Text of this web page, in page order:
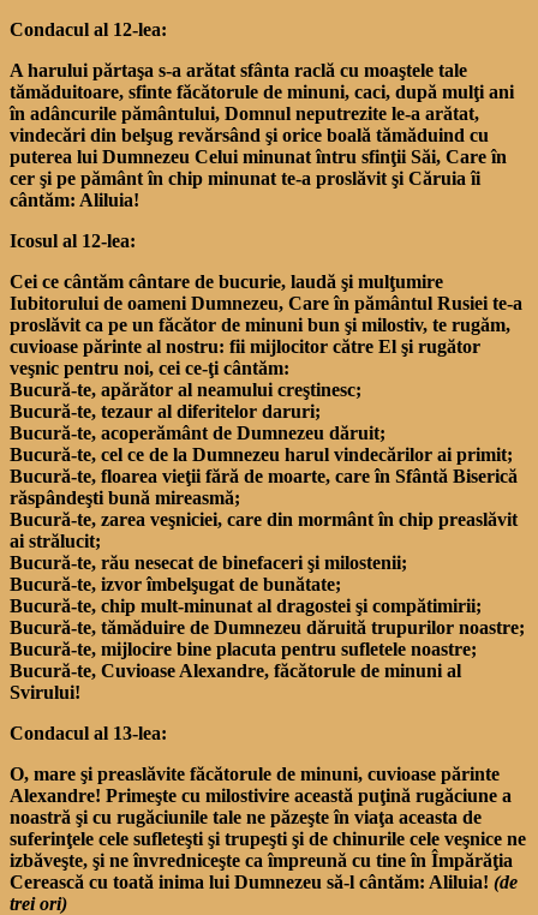
Condacul al 12-lea:
A harului părtaşa s-a arătat sfânta raclă cu moaştele tale
tămăduitoare, sfinte făcătorule de minuni, caci, după mulţi ani
în adâncurile pământului, Domnul neputrezite le-a arătat,
vindecări din belşug revărsând şi orice boală tămăduind cu
puterea lui Dumnezeu Celui minunat întru sfinţii Săi, Care în
cer şi pe pământ în chip minunat te-a proslăvit şi Căruia îi
cântăm: Aliluia!
Icosul al 12-lea:
Cei ce cântăm cântare de bucurie, laudă şi mulţumire
Iubitorului de oameni Dumnezeu, Care în pământul Rusiei te-a
proslăvit ca pe un făcător de minuni bun şi milostiv, te rugăm,
cuvioase părinte al nostru: fii mijlocitor către El şi rugător
veşnic pentru noi, cei ce-ţi cântăm:
Bucură-te, apărător al neamului creştinesc;
Bucură-te, tezaur al diferitelor daruri;
Bucură-te, acoperământ de Dumnezeu dăruit;
Bucură-te, cel ce de la Dumnezeu harul vindecărilor ai primit;
Bucură-te, floarea vieţii fără de moarte, care în Sfântă Biserică
răspândeşti bună mireasmă;
Bucură-te, zarea veşniciei, care din mormânt în chip preaslăvit
ai strălucit;
Bucură-te, rău nesecat de binefaceri şi milostenii;
Bucură-te, izvor îmbelşugat de bunătate;
Bucură-te, chip mult-minunat al dragostei şi compătimirii;
Bucură-te, tămăduire de Dumnezeu dăruită trupurilor noastre;
Bucură-te, mijlocire bine placuta pentru sufletele noastre;
Bucură-te, Cuvioase Alexandre, făcătorule de minuni al
Svirului!
Condacul al 13-lea:
O, mare şi preaslăvite făcătorule de minuni, cuvioase părinte
Alexandre! Primeşte cu milostivire această puţină rugăciune a
noastră şi cu rugăciunile tale ne păzeşte în viaţa aceasta de
suferinţele cele sufleteşti şi trupeşti şi de chinurile cele veşnice ne
izbăveşte, şi ne învredniceşte ca împreună cu tine în Împărăţia
Cerească cu toată inima lui Dumnezeu să-l cântăm: Aliluia! (de
trei ori)